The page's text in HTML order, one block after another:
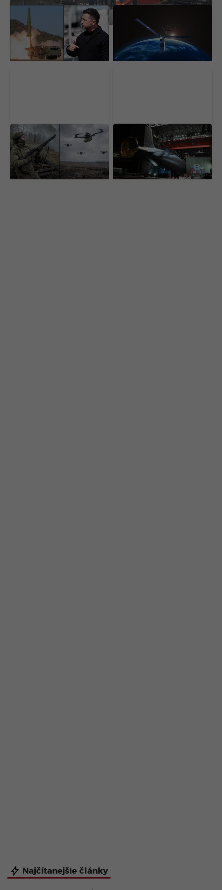
oslabenú Ukrajinu.
Rusom prichádza na
front obávaná posila
cudzieho štátu
veľkú výhodu vo vojne.
Nad Ukrajinou už
operuje zákerný systém
Armády strieľajú na
lacné drony raketami za
milióny. Zachrániť ich
má zbraň stará celé
stáročia
Prvá svojho druhu na
svete. Rusko čoskoro
nasadí jadrovú ponorku
s hypersonickými
raketami
Najčítanejšie články